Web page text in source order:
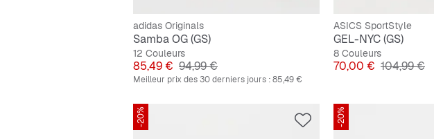
adidas Originals
Samba OG (GS)
12 Couleurs
Prix
85,49 € Prix original
94,99 €
Meilleur prix des 30 derniers jours :85,49 €
ASICS SportStyle
GEL-NYC (GS)
8 Couleurs
Prix
70,00 € Prix original
104,99 €
-20% -20%